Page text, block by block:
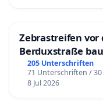
Zebrastreifen vor
Berduxstraße
205 Unterschriften
71 Unterschriften / 30
8 Jul 2026